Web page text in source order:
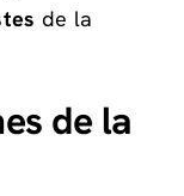
de la
de la